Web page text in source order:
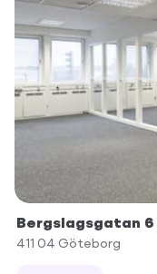
Bergslagsgatan 6
411 04 Göteborg